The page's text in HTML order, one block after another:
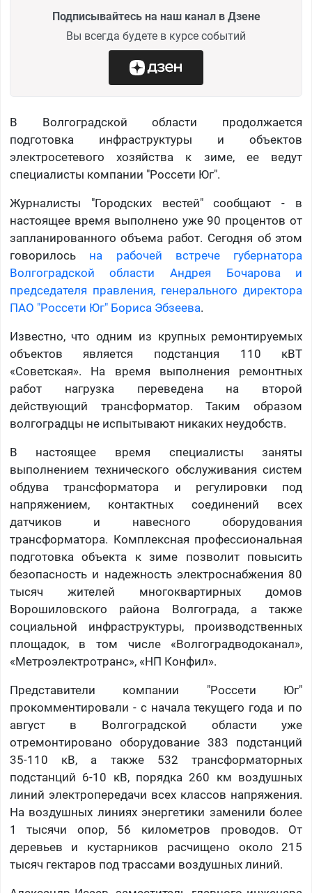
Подписывайтесь на наш канал в Дзене
Вы всегда будете в курсе событий
В Волгоградской области продолжается
подготовка инфраструктуры и объектов
электросетевого хозяйства к зиме, ее ведут
специалисты компании "Россети Юг".
Журналисты "Городских вестей" сообщают - в
настоящее время выполнено уже 90 процентов от
запланированного объема работ. Сегодня об этом
говорилось на рабочей встрече губернатора
Волгоградской области Андрея Бочарова и
председателя правления, генерального директора
ПАО "Россети Юг" Бориса Эбзеева.
Известно, что одним из крупных ремонтируемых
объектов является подстанция 110 кВТ
«Советская». На время выполнения ремонтных
работ нагрузка переведена на второй
действующий трансформатор. Таким образом
волгоградцы не испытывают никаких неудобств.
В настоящее время специалисты заняты
выполнением технического обслуживания систем
обдува трансформатора и регулировки под
напряжением, контактных соединений всех
датчиков и навесного оборудования
трансформатора. Комплексная профессиональная
подготовка объекта к зиме позволит повысить
безопасность и надежность электроснабжения 80
тысяч жителей многоквартирных домов
Ворошиловского района Волгограда, а также
социальной инфраструктуры, производственных
площадок, в том числе «Волгоградводоканал»,
«Метроэлектротранс», «НП Конфил».
Представители компании "Россети Юг"
прокомментировали - с начала текущего года и по
август в Волгоградской области уже
отремонтировано оборудование 383 подстанций
35-110 кВ, а также 532 трансформаторных
подстанций 6-10 кВ, порядка 260 км воздушных
линий электропередачи всех классов напряжения.
На воздушных линиях энергетики заменили более
1 тысячи опор, 56 километров проводов. От
деревьев и кустарников расчищено около 215
тысяч гектаров под трассами воздушных линий.